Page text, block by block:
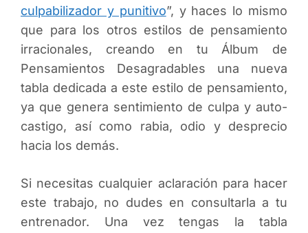
culpabilizador y punitivo”, y haces lo mismo
que para los otros estilos de pensamiento
irracionales, creando en tu Álbum de
Pensamientos Desagradables una nueva
tabla dedicada a este estilo de pensamiento,
ya que genera sentimiento de culpa y auto-
castigo, así como rabia, odio y desprecio
hacia los demás.
Si necesitas cualquier aclaración para hacer
este trabajo, no dudes en consultarla a tu
entrenador. Una vez tengas la tabla